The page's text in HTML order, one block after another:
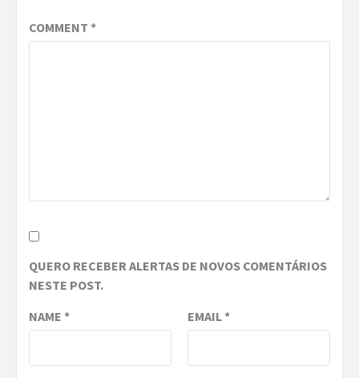
COMMENT *
QUERO RECEBER ALERTAS DE NOVOS COMENTÁRIOS
NESTE POST.
NAME * EMAIL*